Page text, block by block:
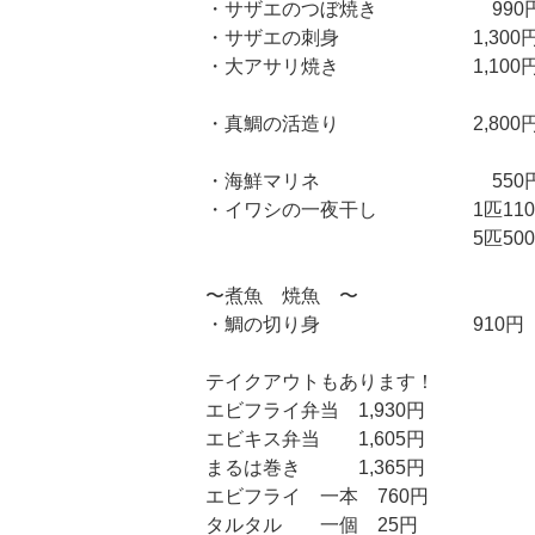
・サザエのつぼ焼き 990
・サザエの刺身 1,300円
・大アサリ焼き 1,100円
・真鯛の活造り 2,800円
・海鮮マリネ 550
・イワシの一夜干し 1匹110
5匹500
〜煮魚 焼魚 〜
・鯛の切り身 910円
テイクアウトもあります！
エビフライ弁当 1,930円
エビキス弁当 1,605円
まるは巻き 1,365円
エビフライ 一本 760円
タルタル 一個 25円